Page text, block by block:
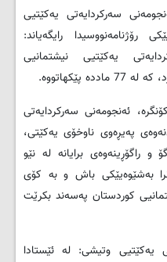
سه‌رکردایه‌تی یه‌کێتیی
رۆژنامه‌نووسیدا رایگه‌یاند:
یه‌کێتیی نیشتمانیی
ئه‌نجومه‌نی سه‌رکردایه‌تی
په‌یڕه‌وی ناوخۆی یه‌کێتی،
راگۆڕینه‌وه‌ی برایانه‌ له‌ نێو
به‌شێوه‌یێکی باش و به‌ کۆی
کوردستان په‌سه‌ند بکرێت
یه‌کێتیی وتیشی: له‌ ئێستادا